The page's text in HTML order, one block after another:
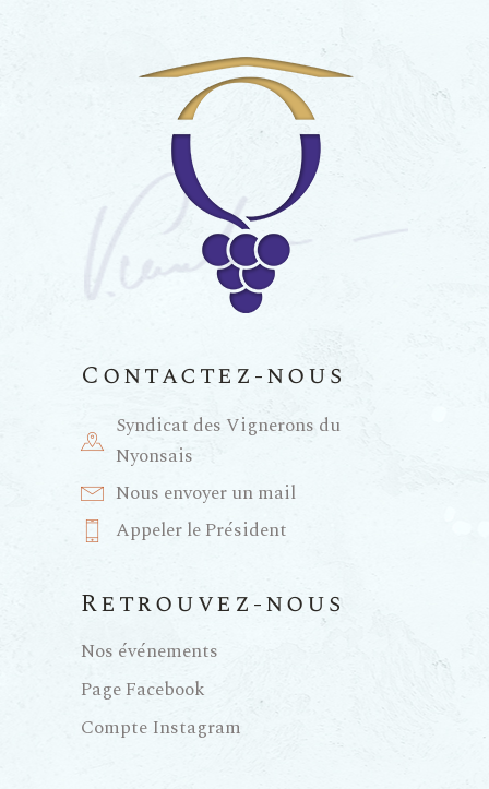
Contactez-nous
Syndicat des Vignerons du
Nyonsais
Nous envoyer un mail
Appeler le Président
Retrouvez-nous
Nos événements
Page Facebook
Compte Instagram